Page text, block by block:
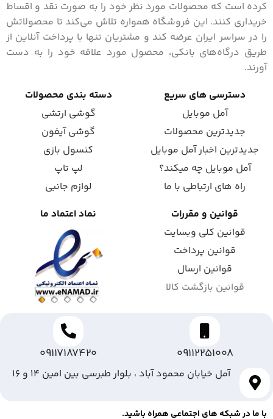
کرده است که محصولات مورد نظر خود را به صورت نقد و اقساط
خریداری کنند. این فروشگاه همواره تلاش می‌کند تا محصولاتش
را در سراسر ایران عرضه کند و مشتریان تنها با پرداخت آنلاین از
طریق درگاه‌های بانکی، محصول مورد علاقه خود را به دست
آورند.
دسترسی های سریع
آمل موبایل
جدیدترین محصولات
جدیدترین اخبار آمل موبایل
آمل موبایل چه میکند؟
راه های ارتباطی با ما
دسته بندی محصولات
گوشی ارتشی
گوشی آیفون
کنسول بازی
لپ تاپ
لوازم جانبی
قوانین و مقررات
قوانین کلی وبسایت
قوانین پرداخت
قوانین ارسال
قوانین بازگشت کالا
نماد اعتماد ما
09112251008
09117187420
آمل خیابان محمود آباد ، بلوار طبرسی بین امین ۱۴ و ۱۶
با ما در شبکه های اجتماعی همراه باشید.